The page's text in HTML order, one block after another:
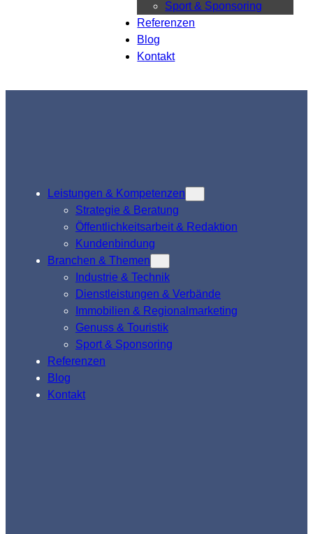
Sport & Sponsoring
Referenzen
Blog
Kontakt
Leistungen & Kompetenzen
Strategie & Beratung
Öffentlichkeitsarbeit & Redaktion
Kundenbindung
Branchen & Themen
Industrie & Technik
Dienstleistungen & Verbände
Immobilien & Regionalmarketing
Genuss & Touristik
Sport & Sponsoring
Referenzen
Blog
Kontakt